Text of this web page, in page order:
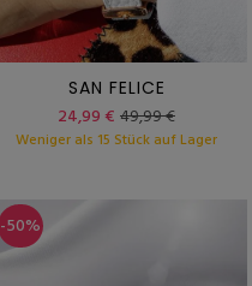
SAN FELICE
24,99 € 49,99 €
Weniger als 15 Stück auf Lager
-50%